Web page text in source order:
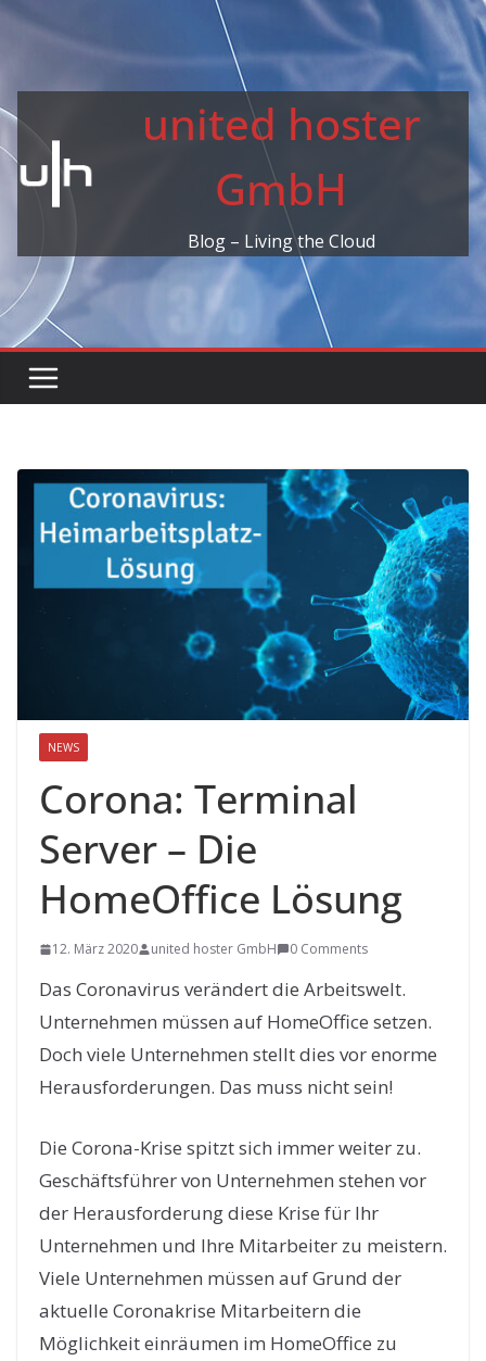
Skip
united hoster
GmbH
Blog – Living the Cloud
NEWS
Corona: Terminal
Server – Die
HomeOffice Lösung
12. März 2020 united hoster GmbH 0 Comments
Das Coronavirus verändert die Arbeitswelt.
Unternehmen müssen auf HomeOffice setzen.
Doch viele Unternehmen stellt dies vor enorme
Herausforderungen. Das muss nicht sein!
Die Corona-Krise spitzt sich immer weiter zu.
Geschäftsführer von Unternehmen stehen vor
der Herausforderung diese Krise für Ihr
Unternehmen und Ihre Mitarbeiter zu meistern.
Viele Unternehmen müssen auf Grund der
aktuelle Coronakrise Mitarbeitern die
Möglichkeit einräumen im HomeOffice zu